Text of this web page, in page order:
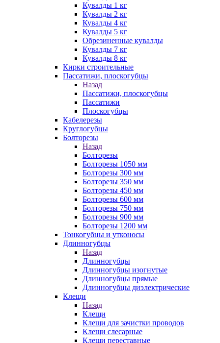
Кувалды 1 кг
Кувалды 2 кг
Кувалды 4 кг
Кувалды 5 кг
Обрезиненные кувалды
Кувалды 7 кг
Кувалды 8 кг
Кирки строительные
Пассатижи, плоскогубцы
Назад
Пассатижи, плоскогубцы
Пассатижи
Плоскогубцы
Кабелерезы
Круглогубцы
Болторезы
Назад
Болторезы
Болторезы 1050 мм
Болторезы 300 мм
Болторезы 350 мм
Болторезы 450 мм
Болторезы 600 мм
Болторезы 750 мм
Болторезы 900 мм
Болторезы 1200 мм
Тонкогубцы и утконосы
Длинногубцы
Назад
Длинногубцы
Длинногубцы изогнутые
Длинногубцы прямые
Длинногубцы диэлектрические
Клещи
Назад
Клещи
Клещи для зачистки проводов
Клещи слесарные
Клещи переставные